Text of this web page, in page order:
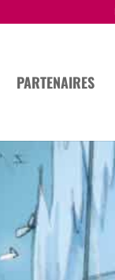
PARTENAIRES